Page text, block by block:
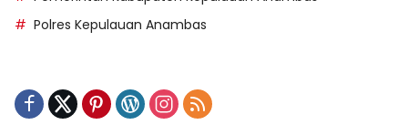
Polres Kepulauan Anambas